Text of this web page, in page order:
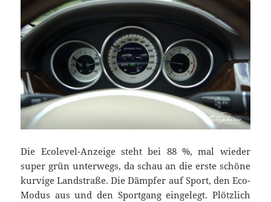
Die Ecolevel-Anzeige steht bei 88 %, mal wieder
super grün unterwegs, da schau an die erste schöne
kurvige Landstraße. Die Dämpfer auf Sport, den Eco-
Modus aus und den Sportgang eingelegt. Plötzlich